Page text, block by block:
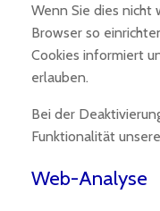
Wenn Sie dies nicht
Browser so
Cookies informiert
erlauben.
Bei der
Funktionalität
Web-Analyse